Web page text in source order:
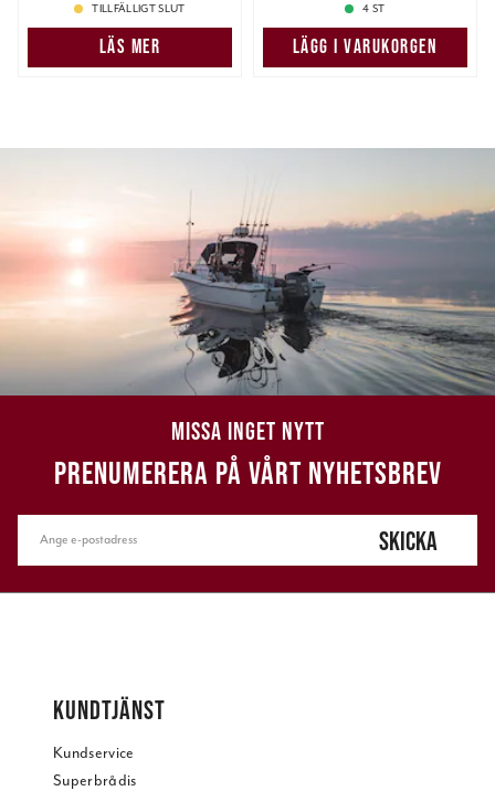
TILLFÄLLIGT SLUT
LÄS MER
4 ST
LÄGG I VARUKORGEN
MISSA INGET NYTT
PRENUMERERA PÅ VÅRT NYHETSBREV
SKICKA
KUNDTJÄNST
Kundservice
Superbrådis